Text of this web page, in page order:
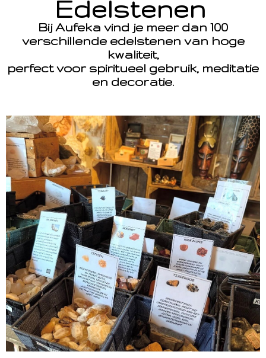
Edelstenen
Bij Aufeka vind je meer dan 100
verschillende edelstenen van hoge
kwaliteit,
perfect voor spiritueel gebruik, meditatie
en decoratie.